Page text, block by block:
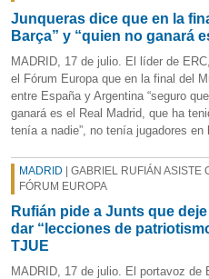
Junqueras dice que en la
Barça” y “quien no ganará
MADRID, 17 de julio. El líder de
el Fórum Europa que en la final del
entre España y Argentina “seguro
ganará es el Real Madrid, que ha
tenía a nadie”, no tenía jugadores en
MADRID | GABRIEL RUFIÁN ASISTE
FÓRUM EUROPA
Rufián pide a Junts que
dar “lecciones de
TJUE
MADRID, 17 de julio. El portavoz de